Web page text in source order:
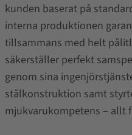
kunden baserat på
interna produktionen
tillsammans med helt
säkerställer perfekt
genom sina
stålkonstruktion samt
mjukvarukompetens – allt